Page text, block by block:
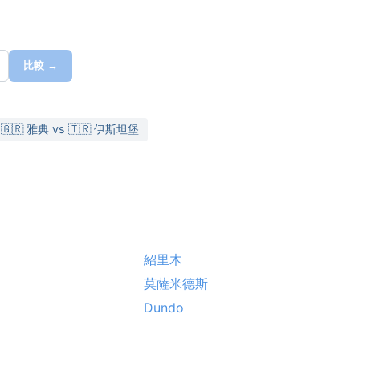
比較 →
🇬🇷 雅典 vs 🇹🇷 伊斯坦堡
紹里木
莫薩米德斯
Dundo